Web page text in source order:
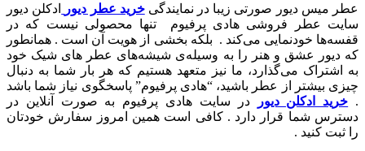
عطر میس دیور صورتی زیبا در نمایندگیخرید عطر دیور
ادکلن دیور
سایت عطر فروشی هادی پرفیوم تنها محصولی نیست که در
قفسه‌ها خودنمایی می‌کند . بلکه بخشی از هویت آن است . همانطور
که دیور عشق و هنر را به وسیله‌ی شیشه‌های عطر های شیک خود
به اشتراک می‌گذارد، ما نیز متعهد هستیم که هر بار شما به دنبال
چیزی بیشتر از عطر باشید، “هادی پرفیوم” پاسخگوی نیاز شما باشد
. خرید ادکلن دیور
در سایت هادی پرفیوم به صورت آنلاین در
دسترس شما قرار دارد . کافی است همین امروز سفارش خودتان
را ثبت کنید .